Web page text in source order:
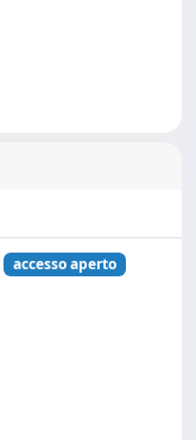
accesso aperto